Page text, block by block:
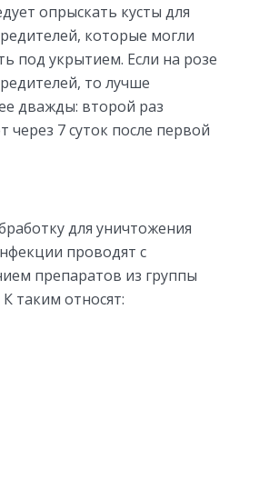
опрыскать кусты для
которые могли
под укрытием. Если на розе
то лучше
дважды: второй раз
через 7 суток после первой
для уничтожения
проводят с
препаратов из группы
таким относят: